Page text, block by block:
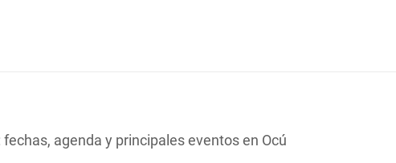
agenda y principales eventos en Ocú